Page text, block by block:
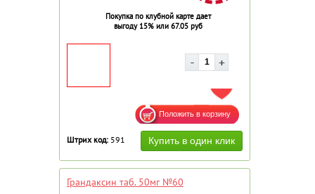
Покупка по клубной карте дает
выгоду 15% или 67.05 руб
ДОБАВИТЬ В ИЗБРАННОЕ
Штрих код: 591
Грандаксин таб. 50мг №60